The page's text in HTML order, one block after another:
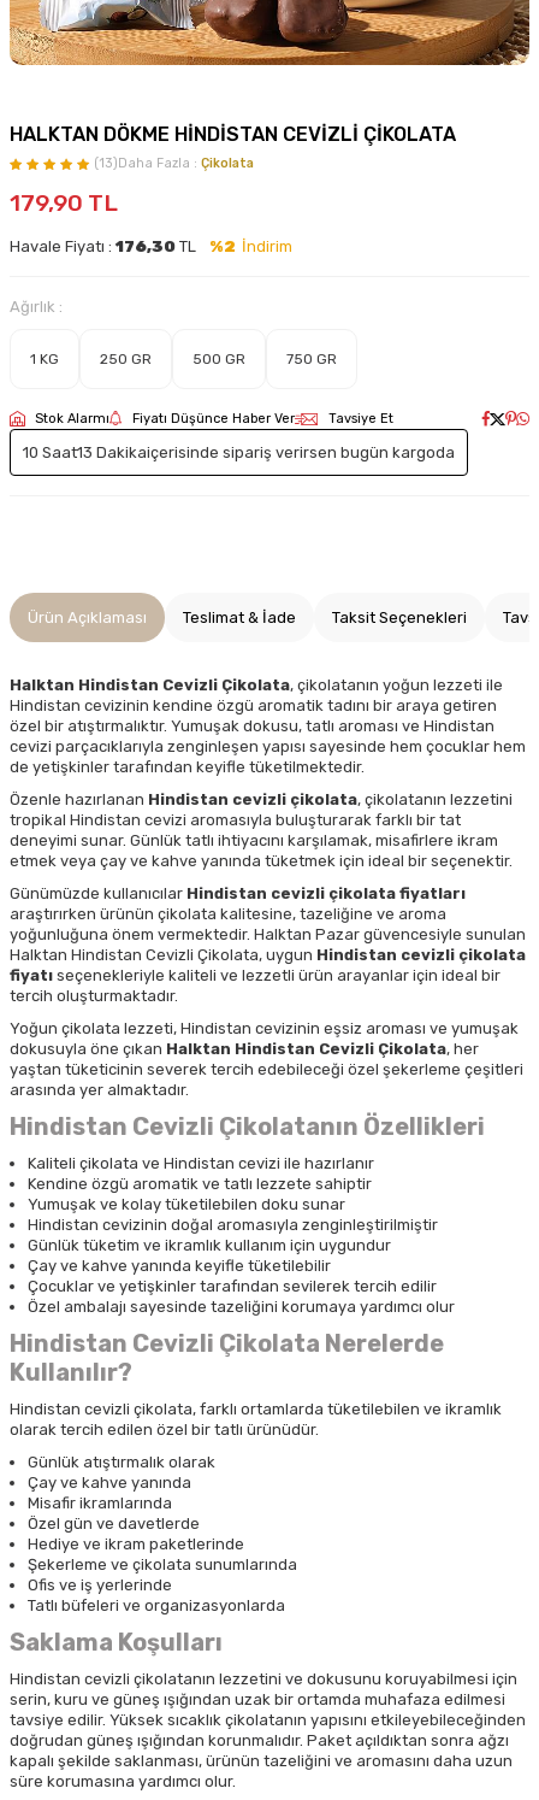
HALKTAN DÖKME HİNDİSTAN CEVİZLİ ÇİKOLATA
(13) Daha Fazla :Çikolata
179,90 TL
Havale Fiyatı : 176,30 TL %2 İndirim
Ağırlık :
1 KG 250 GR 500 GR 750 GR
Stok Alarmı Fiyatı Düşünce Haber Ver Tavsiye Et
10 Saat13 Dakikaiçerisinde sipariş verirsen bugün kargoda
Ürün Açıklaması Teslimat & İade Taksit Seçenekleri
Halktan Hindistan Cevizli Çikolata, çikolatanın yoğun lezzeti ile
Hindistan cevizinin kendine özgü aromatik tadını bir araya getiren
özel bir atıştırmalıktır. Yumuşak dokusu, tatlı aroması ve Hindistan
cevizi parçacıklarıyla zenginleşen yapısı sayesinde hem çocuklar hem
de yetişkinler tarafından keyifle tüketilmektedir.
Özenle hazırlanan Hindistan cevizli çikolata, çikolatanın lezzetini
tropikal Hindistan cevizi aromasıyla buluşturarak farklı bir tat
deneyimi sunar. Günlük tatlı ihtiyacını karşılamak, misafirlere ikram
etmek veya çay ve kahve yanında tüketmek için ideal bir seçenektir.
Günümüzde kullanıcılar Hindistan cevizli çikolata fiyatları
araştırırken ürünün çikolata kalitesine, tazeliğine ve aroma
yoğunluğuna önem vermektedir. Halktan Pazar güvencesiyle sunulan
Halktan Hindistan Cevizli Çikolata, uygun Hindistan cevizli çikolata
fiyatı seçenekleriyle kaliteli ve lezzetli ürün arayanlar için ideal bir
tercih oluşturmaktadır.
Yoğun çikolata lezzeti, Hindistan cevizinin eşsiz aroması ve yumuşak
dokusuyla öne çıkan Halktan Hindistan Cevizli Çikolata, her
yaştan tüketicinin severek tercih edebileceği özel şekerleme çeşitleri
arasında yer almaktadır.
Hindistan Cevizli Çikolatanın Özellikleri
Kaliteli çikolata ve Hindistan cevizi ile hazırlanır
Kendine özgü aromatik ve tatlı lezzete sahiptir
Yumuşak ve kolay tüketilebilen doku sunar
Hindistan cevizinin doğal aromasıyla zenginleştirilmiştir
Günlük tüketim ve ikramlık kullanım için uygundur
Çay ve kahve yanında keyifle tüketilebilir
Çocuklar ve yetişkinler tarafından sevilerek tercih edilir
Özel ambalajı sayesinde tazeliğini korumaya yardımcı olur
Hindistan Cevizli Çikolata Nerelerde
Kullanılır?
Hindistan cevizli çikolata, farklı ortamlarda tüketilebilen ve ikramlık
olarak tercih edilen özel bir tatlı ürünüdür.
Günlük atıştırmalık olarak
Çay ve kahve yanında
Misafir ikramlarında
Özel gün ve davetlerde
Hediye ve ikram paketlerinde
Şekerleme ve çikolata sunumlarında
Ofis ve iş yerlerinde
Tatlı büfeleri ve organizasyonlarda
Saklama Koşulları
Hindistan cevizli çikolatanın lezzetini ve dokusunu koruyabilmesi için
serin, kuru ve güneş ışığından uzak bir ortamda muhafaza edilmesi
tavsiye edilir. Yüksek sıcaklık çikolatanın yapısını etkileyebileceğinden
doğrudan güneş ışığından korunmalıdır. Paket açıldıktan sonra ağzı
kapalı şekilde saklanması, ürünün tazeliğini ve aromasını daha uzun
süre korumasına yardımcı olur.